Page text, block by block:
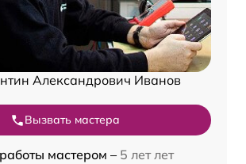
Александрович Иванов
Вызвать мастера
мастером – 5 лет лет